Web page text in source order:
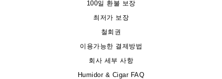
100일 환불 보장
최저가 보장
철회권
이용가능한 결제방법
회사 세부 사항
Humidor & Cigar FAQ